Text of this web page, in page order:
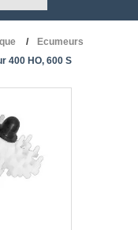
Ecumeurs
400 HO, 600 S